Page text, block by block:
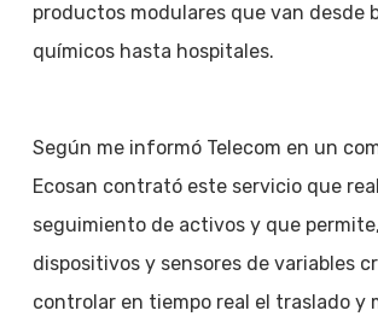
productos modulares que van desde
químicos hasta hospitales.
Según me informó Telecom en un
Ecosan contrató este servicio que
seguimiento de activos y que
dispositivos y sensores de variables
controlar en tiempo real el traslado y